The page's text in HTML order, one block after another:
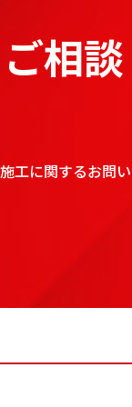
ご相
工に関するお問